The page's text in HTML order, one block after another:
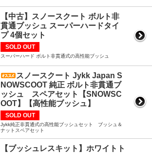
【中古】スノースクート ボルト非
貫通ブッシュ スーパーハードタイ
プ 4個セット
SOLD OUT
スーパーハード ボルト非貫通式の高性能ブッシュ
スノースクート Jykk Japan S
NOWSCOOT 純正 ボルト非貫通ブ
ッシュ スペアセット【SNOWSC
OOT】【高性能ブッシュ】
SOLD OUT
Jykk純正非貫通式の高性能ブッシュセット ブッシュ＆
ナットスペアセット
【ブッシュレスキット】ホワイトト